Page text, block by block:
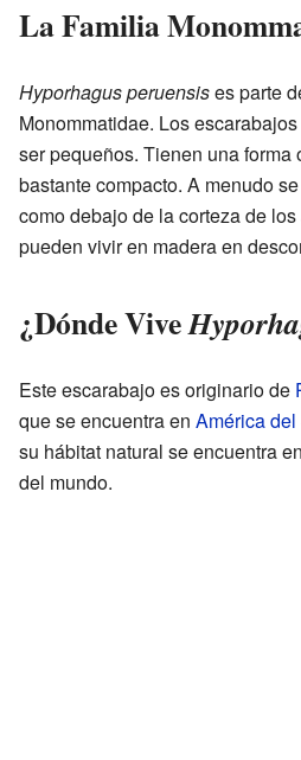
La Familia
Hyporhagus peruensises parte
Monommatidae. Los
ser pequeños. Tienen una forma
bastante compacto. A menudo
como debajo de la corteza de
pueden vivir en madera en
¿Dónde Vive
Este escarabajo es originario de
que se encuentra en América del
su hábitat natural se encuentra
del mundo.